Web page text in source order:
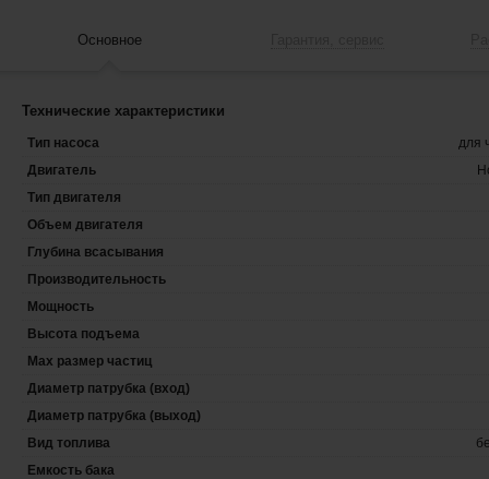
Основное
Технические характеристики
Тип насоса
для
Двигатель
Тип двигателя
Объем двигателя
Глубина всасывания
Производительность
Мощность
Высота подъема
Max размер частиц
Диаметр патрубка (вход)
Диаметр патрубка (выход)
Вид топлива
Емкость бака